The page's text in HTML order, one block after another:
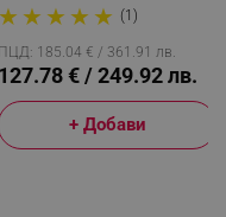
★ ★ ★ ★ ★ (1)
ПЦД: 185.04 € / 361.91 лв.
127.78 € / 249.92 лв.
+ Добави